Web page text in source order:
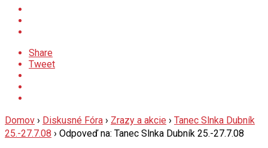
Share
Tweet
Domov › Diskusné Fóra › Zrazy a akcie › Tanec Slnka Dubník
25.-27.7.08 › Odpoveď na: Tanec Slnka Dubník 25.-27.7.08